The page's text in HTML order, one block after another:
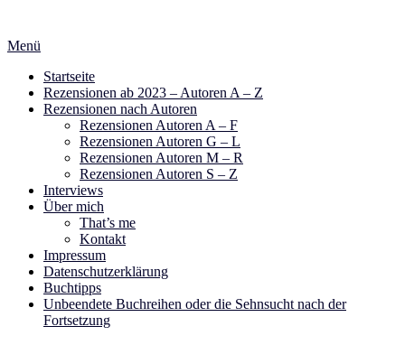
springen
Menü
Startseite
Rezensionen ab 2023 – Autoren A – Z
Rezensionen nach Autoren
Rezensionen Autoren A – F
Rezensionen Autoren G – L
Rezensionen Autoren M – R
Rezensionen Autoren S – Z
Interviews
Über mich
That’s me
Kontakt
Impressum
Datenschutzerklärung
Buchtipps
Unbeendete Buchreihen oder die Sehnsucht nach der
Fortsetzung